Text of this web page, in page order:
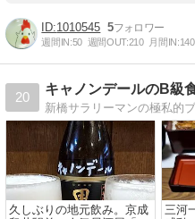
1010545 5
週間IN:50 週間OUT:210 月間IN:140
20
キャノンデールのB級
久しぶりの地元飲み。京成
三河